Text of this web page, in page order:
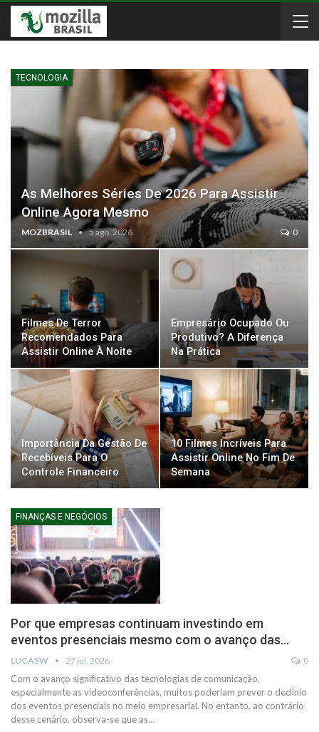
TECNOLOGIA
As Melhores Séries De 2026 Para Assistir
Online Agora Mesmo
MOZBRASIL 5 ago, 2026 0
Filmes De Terror
Recomendados Para
Assistir Online À Noite
Empresário Ocupado Ou
Produtivo? A Diferença
Na Prática
Importância Da Gestão De
Recebíveis Para O
Controle Financeiro
10 Filmes Incríveis Para
Assistir Online No Fim De
Semana
FINANÇAS E NEGÓCIOS
Por que empresas continuam investindo em
eventos presenciais mesmo com o avanço das…
LUCASW 27 jul, 2026 0
Com o avanço significativo das tecnologias de comunicação,
especialmente as videoconferências, muitos poderiam prever o declínio
dos eventos presenciais no meio empresarial. No entanto, ao contrário
desse cenário, observa-se que as…